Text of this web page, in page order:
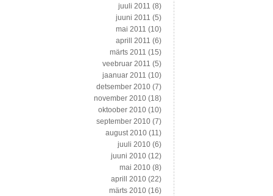
juuli 2011 (8)
juuni 2011 (5)
mai 2011 (10)
aprill 2011 (6)
märts 2011 (15)
veebruar 2011 (5)
jaanuar 2011 (10)
detsember 2010 (7)
november 2010 (18)
oktoober 2010 (10)
september 2010 (7)
august 2010 (11)
juuli 2010 (6)
juuni 2010 (12)
mai 2010 (8)
aprill 2010 (22)
märts 2010 (16)